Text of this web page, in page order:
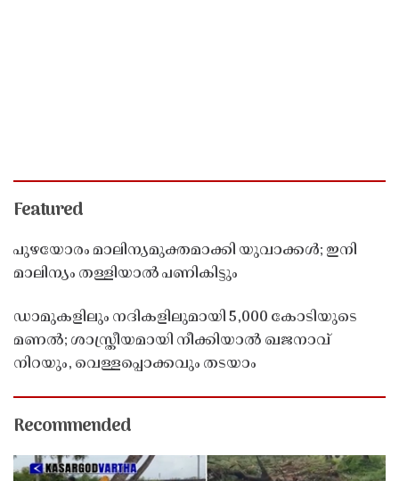
Featured
പുഴയോരം മാലിന്യമുക്തമാക്കി യുവാക്കൾ; ഇനി
മാലിന്യം തള്ളിയാൽ പണികിട്ടും
ഡാമുകളിലും നദികളിലുമായി 5,000 കോടിയുടെ
മണൽ; ശാസ്ത്രീയമായി നീക്കിയാൽ ഖജനാവ്
നിറയും, വെള്ളപ്പൊക്കവും തടയാം
Recommended